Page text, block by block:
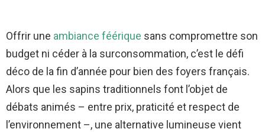
Offrir une ambiance féérique sans compromettre son
budget ni céder à la surconsommation, c’est le défi
déco de la fin d’année pour bien des foyers français.
Alors que les sapins traditionnels font l’objet de
débats animés – entre prix, praticité et respect de
l’environnement –, une alternative lumineuse vient